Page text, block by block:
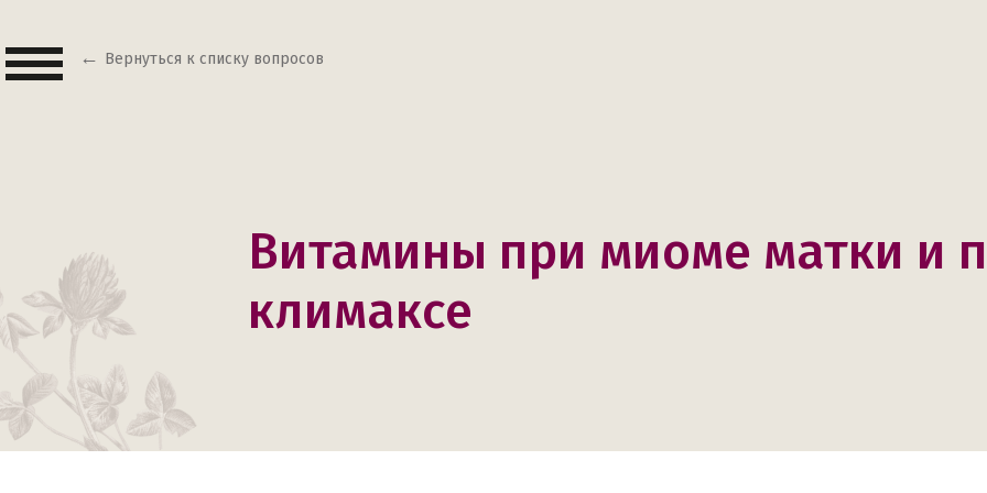
Вернуться к списку вопросов
Витамины при миоме матки и
климаксе